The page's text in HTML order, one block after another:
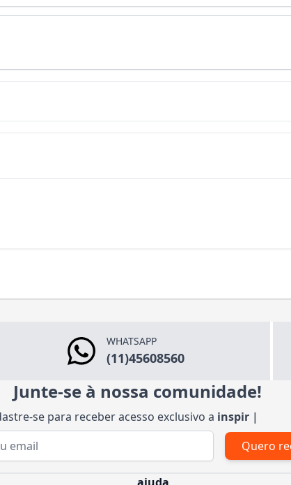
WHATSAPP
(11)45608560
Junte-se à nossa comunidade!
se para receber acesso exclusivo a inspirações
e-mail Quero